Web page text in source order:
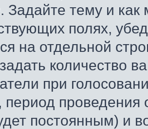
Задайте тему и
полях,
на отдельной
количество
при
период проведения
постоянным) и